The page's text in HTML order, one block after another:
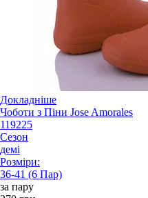
Докладніше
Чоботи з Піни Jose Amorales
119225
Сезон
демі
Розміри:
36-41 (6 Пар)
за пару